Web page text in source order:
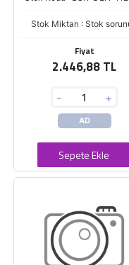
Stok Miktarı : Stok
Fiyat
2.446,88 TL
- +
AD
Sepete Ekle